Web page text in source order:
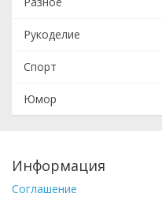
Рукоделие
Спорт
Юмор
Информация
Соглашение